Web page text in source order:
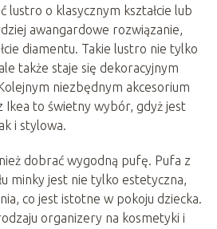
lustro o klasycznym kształcie lub
awangardowe rozwiązanie,
diamentu. Takie lustro nie tylko
także staje się dekoracyjnym
niezbędnym akcesorium
Ikea to świetny wybór, gdyż jest
i stylowa.
dobrać wygodną pufę. Pufa z
minky jest nie tylko estetyczna,
co jest istotne w pokoju dziecka.
organizery na kosmetyki i